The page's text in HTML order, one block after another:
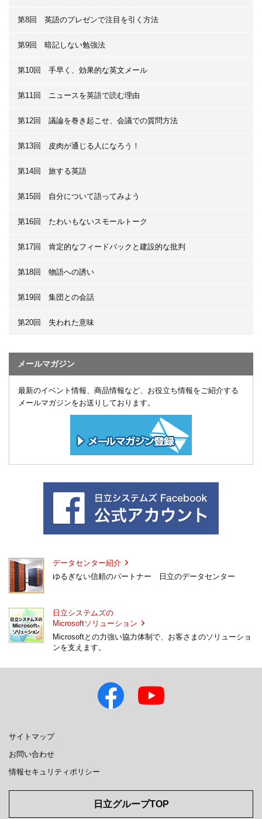
第8回 英語のプレゼンで注目を引く方法
第9回 暗記しない勉強法
第10回 手早く、効果的な英文メール
第11回 ニュースを英語で読む理由
第12回 議論を巻き起こせ、会議での質問方法
第13回 皮肉が通じる人になろう！
第14回 旅する英語
第15回 自分について語ってみよう
第16回 たわいもないスモールトーク
第17回 肯定的なフィードバックと建設的な批判
第18回 物語への誘い
第19回 集団との会話
第20回 失われた意味
メールマガジン
最新のイベント情報、商品情報など、お役立ち情報をご紹介する
メールマガジンをお送りしております。
データセンター紹介
ゆるぎない信頼のパートナー 日立のデータセンター
日立システムズの
Microsoftソリューション
Microsoftとの力強い協力体制で、お客さまのソリューショ
ンを支えます。
サイトマップ
お問い合わせ
情報セキュリティポリシー
日立グループTOP